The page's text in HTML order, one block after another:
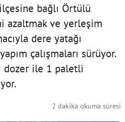
bağlı Örtülü
azaltmak ve yerleşim
dere yatağı
çalışmaları sürüyor.
dozer ile 1 paletli
2 dakika okuma süresi